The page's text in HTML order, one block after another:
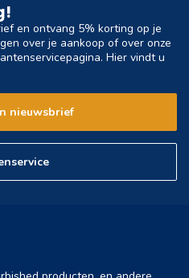
en ontvang 5% korting op je
over je aankoop of over onze
Hier vindt u
nieuwsbrief